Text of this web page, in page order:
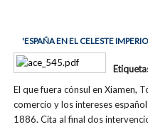
'ESPAÑA EN EL CELESTE
El que fuera cónsul en Xiamen,
comercio y los intereses
1886. Cita al final dos